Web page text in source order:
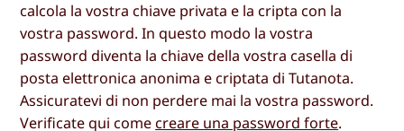
calcola la vostra chiave privata e la cripta con la
vostra password. In questo modo la vostra
password diventa la chiave della vostra casella di
posta elettronica anonima e criptata di Tutanota.
Assicuratevi di non perdere mai la vostra password.
Verificate qui come creare una password forte.